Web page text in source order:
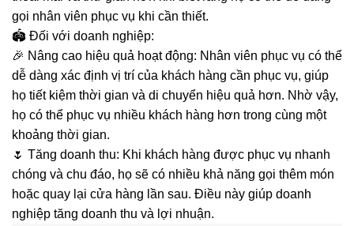
gọi nhân viên phục vụ khi cần thiết.
🏟️ Đối với doanh nghiệp:
🎉 Nâng cao hiệu quả hoạt động: Nhân viên phục vụ có thể
dễ dàng xác định vị trí của khách hàng cần phục vụ, giúp
họ tiết kiệm thời gian và di chuyển hiệu quả hơn. Nhờ vậy,
họ có thể phục vụ nhiều khách hàng hơn trong cùng một
khoảng thời gian.
🌷 Tăng doanh thu: Khi khách hàng được phục vụ nhanh
chóng và chu đáo, họ sẽ có nhiều khả năng gọi thêm món
hoặc quay lại cửa hàng lần sau. Điều này giúp doanh
nghiệp tăng doanh thu và lợi nhuận.